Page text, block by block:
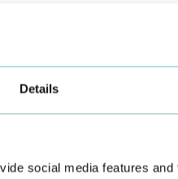
Details
social media features
esclarecer é o mito de
gravidez. Por fim, a
Em conclusão, a
prática obstétrica,
das grávidas sobre a
uma gravidez saudável
O Grupo HPA
Referências/References: